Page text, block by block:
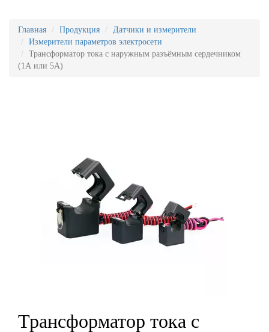
Главная Продукция
Датчики и измерители
Измерители параметров электросети
Трансформатор тока с наружным разъёмным сердечником
(1А или 5А)
Трансформатор тока с